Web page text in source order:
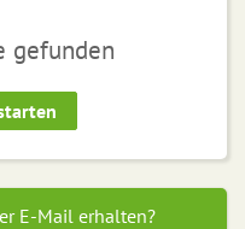
gefunden
E-Mail erhalten?